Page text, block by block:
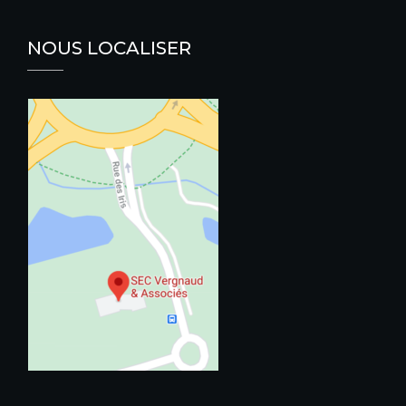
NOUS LOCALISER